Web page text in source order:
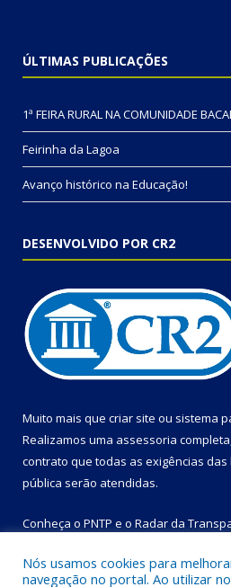
ÚLTIMAS PUBLICAÇÕES
1ª FEIRA RURAL NA COMUNIDADE
Feirinha da Lagoa
Avanço histórico na Educação!
DESENVOLVIDO POR CR2
Muito mais que criar site ou sistema
Realizamos uma assessoria
contrato que todas as exigências das
pública serão atendidas.
Conheça o PNTP e o Radar da
Nós usamos cookies para
navegação no portal. Ao utilizar